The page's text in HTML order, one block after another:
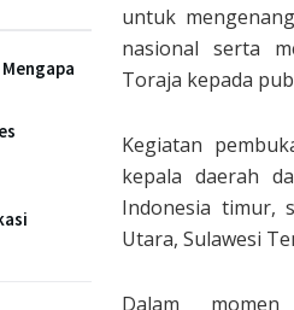
untuk
nasional serta
Toraja kepada
Kegiatan
kepala daerah
Indonesia timur,
Utara, Sulawesi
Dalam